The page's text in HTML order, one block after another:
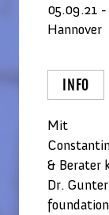
05.09.21
Hannover
INFO
Mit
& Berater
Dr.
foundation